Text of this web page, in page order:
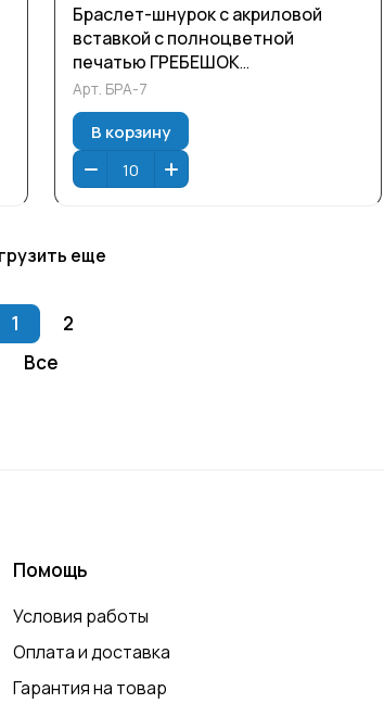
Браслет-шнурок с акриловой
вставкой с полноцветной
печатью ГРЕБЕШОК
ВЛАДИВОСТОК с полноцветной
печатью 20 см . Упаковка: ПП
пакет.
Арт. БРА-7
В корзину
еще
1
2
Все
Помощь
Условия работы
Оплата и доставка
Гарантия на товар